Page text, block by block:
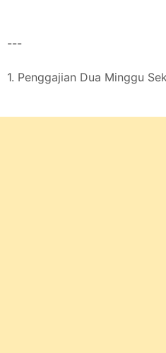
---
1. Penggajian Dua Minggu